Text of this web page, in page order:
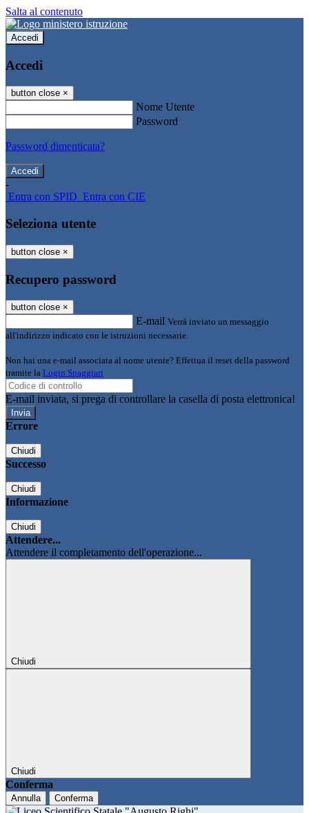
Salta al contenuto
Accedi
Accedi
button close ×
Nome Utente
Password
Password dimenticata?
-
Entra con SPID Entra con CIE
Seleziona utente
button close ×
Recupero password
button close ×
E-mail Verrà inviato un messaggio
all'indirizzo indicato con le istruzioni necessarie.
Non hai una e-mail associata al nome utente? Effettua il reset della password
tramite la Login Spaggiari
E-mail inviata, si prega di controllare la casella di posta elettronica!
Errore
Chiudi
Successo
Chiudi
Informazione
Chiudi
Attendere...
Attendere il completamento dell'operazione...
Chiudi
Chiudi
Conferma
Annulla Conferma